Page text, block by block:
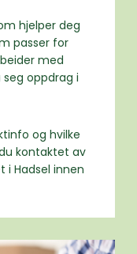
hjelper deg
passer for
med
oppdrag i
og hvilke
kontaktet av
Hadsel innen